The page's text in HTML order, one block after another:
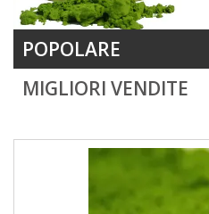
POPOLARE
MIGLIORI VENDITE